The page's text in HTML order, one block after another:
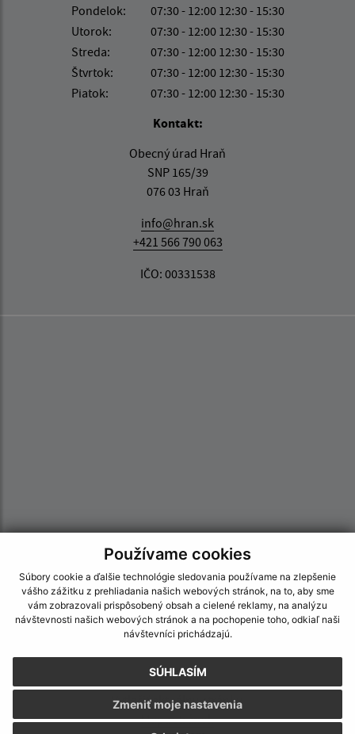
Používame cookies
Súbory cookie a ďalšie technológie sledovania používame na zlepšenie
vášho zážitku z prehliadania našich webových stránok, na to, aby sme
vám zobrazovali prispôsobený obsah a cielené reklamy, na analýzu
návštevnosti našich webových stránok a na pochopenie toho, odkiaľ naši
návštevníci prichádzajú.
SÚHLASÍM
Zmeniť moje nastavenia
Pondelok:
07:30 - 12:00 12:30 - 15:30
Utorok:
07:30 - 12:00 12:30 - 15:30
Streda:
07:30 - 12:00 12:30 - 15:30
Štvrtok:
07:30 - 12:00 12:30 - 15:30
Piatok:
07:30 - 12:00 12:30 - 15:30
Kontakt:
Obecný úrad Hraň
SNP 165/39
076 03 Hraň
info@hran.sk
+421 566 790 063
IČO: 00331538
Informácie o stránke:
Vyhlásenie o prístupnosti
Autorské práva
Ochrana osobných údajov
Navigácia:
Vytlačiť aktuálnu stránku
Mapa stránok